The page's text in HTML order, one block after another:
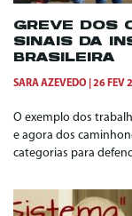
GREVE DOS
SINAIS DA
BRASILEIRA
SARA AZEVEDO 26 FEV
O exemplo dos
e agora dos
categorias para